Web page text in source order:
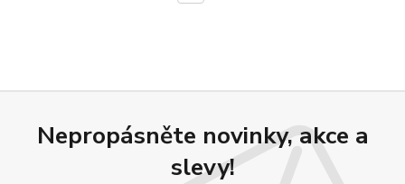
Nepropásněte novinky, akce a
slevy!